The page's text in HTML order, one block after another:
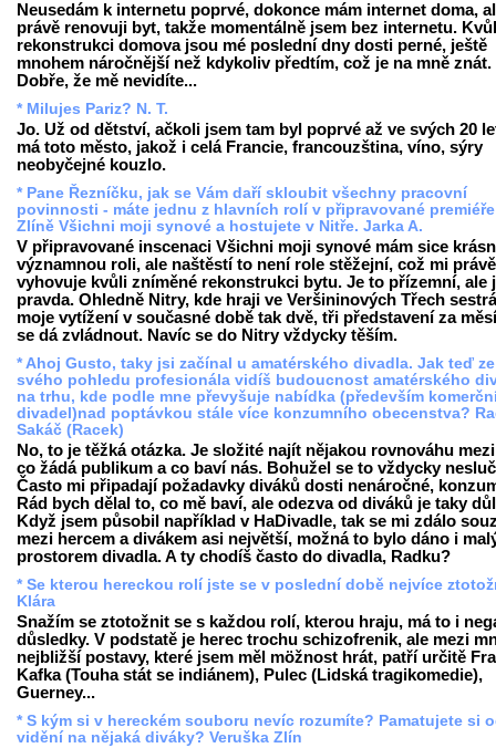
Neusedám k internetu poprvé, dokonce mám internet doma,
právě renovuji byt, takže momentálně jsem bez internetu.
rekonstrukci domova jsou mé poslední dny dosti perné, ještě
mnohem náročnější než kdykoliv předtím, což je na mně znát.
Dobře, že mě nevidíte...
* Milujes Pariz? N. T.
Jo. Už od dětství, ačkoli jsem tam byl poprvé až ve svých 20
má toto město, jakož i celá Francie, francouzština, víno, sýry
neobyčejné kouzlo.
* Pane Řezníčku, jak se Vám daří skloubit všechny pracovní
povinnosti - máte jednu z hlavních rolí v připravované
Zlíně Všichni moji synové a hostujete v Nitře. Jarka A.
V připravované inscenaci Všichni moji synové mám sice
významnou roli, ale naštěstí to není role stěžejní, což mi právě
vyhovuje kvůli zníměné rekonstrukci bytu. Je to přízemní, ale
pravda. Ohledně Nitry, kde hraji ve Veršininových Třech
moje vytížení v současné době tak dvě, tři představení za
se dá zvládnout. Navíc se do Nitry vždycky těším.
* Ahoj Gusto, taky jsi začínal u amatérského divadla. Jak teď ze
svého pohledu profesionála vidíš budoucnost amatérského
na trhu, kde podle mne převyšuje nabídka (především
divadel)nad poptávkou stále více konzumního obecenstva?
Sakáč (Racek)
No, to je těžká otázka. Je složité najít nějakou rovnováhu
co žádá publikum a co baví nás. Bohužel se to vždycky
Často mi připadají požadavky diváků dosti nenáročné,
Rád bych dělal to, co mě baví, ale odezva od diváků je taky
Když jsem působil například v HaDivadle, tak se mi zdálo
mezi hercem a divákem asi největší, možná to bylo dáno i
prostorem divadla. A ty chodíš často do divadla, Radku?
* Se kterou hereckou rolí jste se v poslední době nejvíce
Klára
Snažím se ztotožnit se s každou rolí, kterou hraju, má to i
důsledky. V podstatě je herec trochu schizofrenik, ale mezi
nejbližší postavy, které jsem měl möžnost hrát, patří určitě
Kafka (Touha stát se indiánem), Pulec (Lidská tragikomedie),
Guerney...
* S kým si v hereckém souboru nevíc rozumíte? Pamatujete si
vidění na nějaká diváky? Veruška Zlín